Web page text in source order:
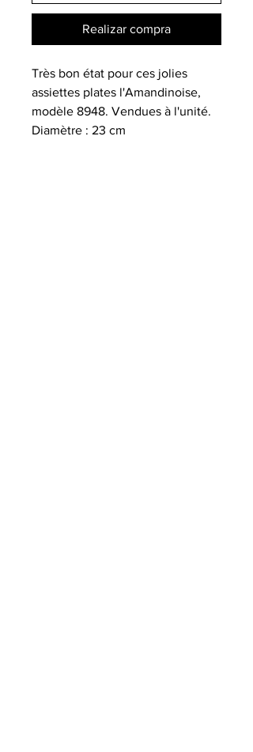
Realizar compra
Très bon état pour ces jolies
assiettes plates l'Amandinoise,
modèle 8948. Vendues à l'unité.
Diamètre : 23 cm